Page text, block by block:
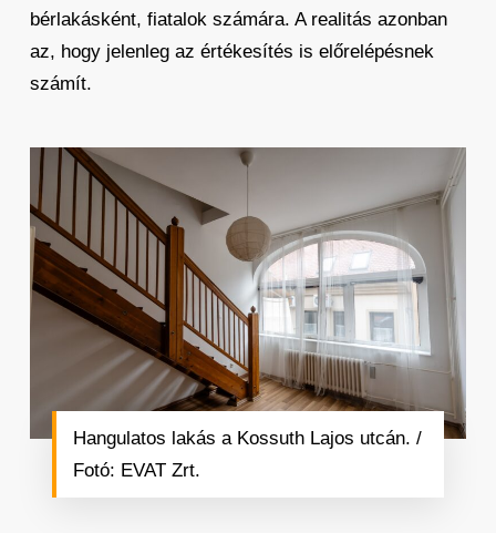
bérlakásként, fiatalok számára. A realitás azonban
az, hogy jelenleg az értékesítés is előrelépésnek
számít.
Hangulatos lakás a Kossuth Lajos utcán. /
Fotó: EVAT Zrt.